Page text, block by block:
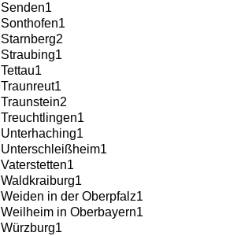
Senden1
Sonthofen1
Starnberg2
Straubing1
Tettau1
Traunreut1
Traunstein2
Treuchtlingen1
Unterhaching1
Unterschleißheim1
Vaterstetten1
Waldkraiburg1
Weiden in der Oberpfalz1
Weilheim in Oberbayern1
Würzburg1